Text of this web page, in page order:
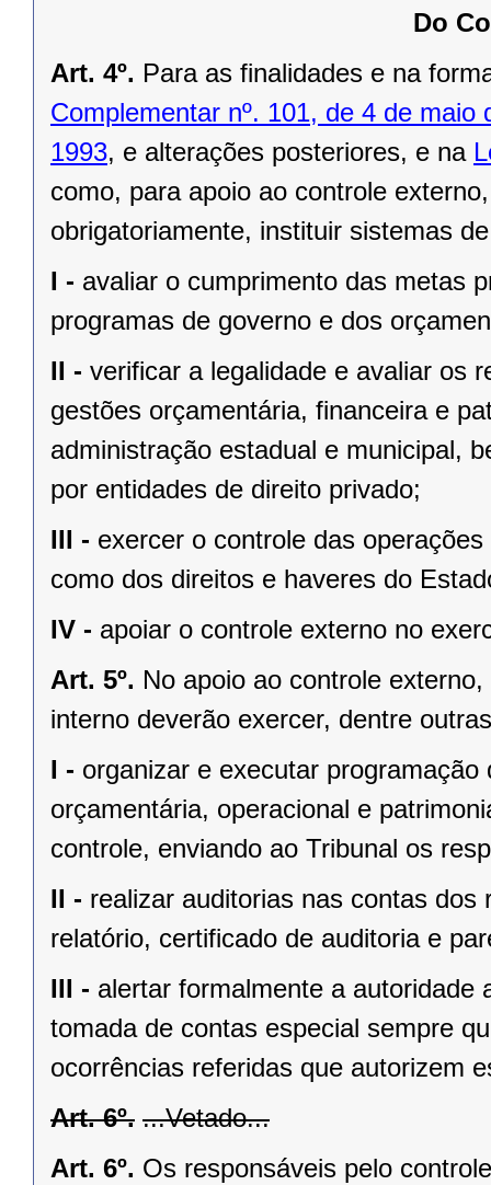
Do
Art. 4º. Para as finalidades e na
Complementar nº. 101, de 4 de maio
1993, e alterações posteriores, e na
como, para apoio ao controle
obrigatoriamente, instituir sistemas
I - avaliar o cumprimento das metas
programas de governo e dos
II - verificar a legalidade e avaliar os
gestões orçamentária, financeira e
administração estadual e municipal,
por entidades de direito privado;
III - exercer o controle das
como dos direitos e haveres do
IV - apoiar o controle externo no
Art. 5º. No apoio ao controle
interno deverão exercer, dentre
I - organizar e executar
orçamentária, operacional e
controle, enviando ao Tribunal os
II - realizar auditorias nas contas
relatório, certificado de auditoria e
III - alertar formalmente a autoridade
tomada de contas especial sempre
ocorrências referidas que autorizem
Art. 6º. ...Vetado...
Art. 6º. Os responsáveis pelo